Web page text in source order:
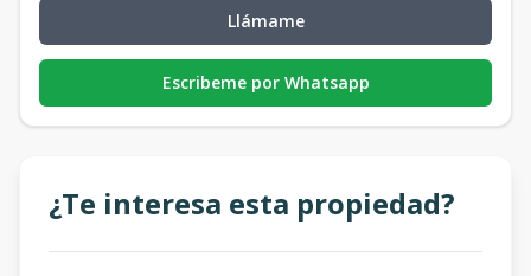
Llámame
Escribeme por Whatsapp
¿Te interesa esta propiedad?